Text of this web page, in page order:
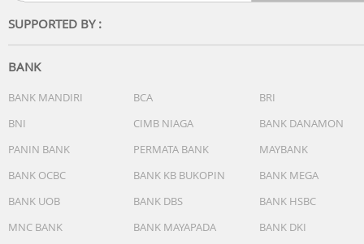
Lihat detail masing-masing babak atau lakukan analisis
statistik kumulatif dari waktu ke waktu atau per klub, dan
lihat data ayunan Anda. Melacak kemajuan Anda dan
berbagi dengan teman-teman kini semakin jauh lebih
ditinjau di lain waktu.
Spesifikasi
- Bahan Lensa : Corning® Gorilla® Glass 3
- Tali Jam Quick Release : (22 mm)
- Bahan tali : silikon
- Ukuran fisik : 47 x 47 x 14.8 mm
SUPPORTED BY :
BANK
BANK MANDIRI BCA
BRI
BNI
CIMB NIAGA
BANK DANAMON
PANIN BANK
PERMATA BANK
MAYBANK
BANK OCBC
BANK KB BUKOPIN
BANK MEGA
BANK UOB
BANK DBS
BANK HSBC
MNC BANK
BANK MAYAPADA
BANK DKI